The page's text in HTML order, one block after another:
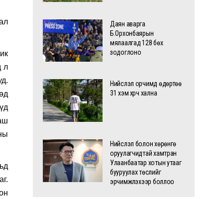
л
Даян аварга
Б.Орхонбаярын
мялаалгад 128 бөх
зодоглоно
Нийслэл орчимд өдөртөө
31 хэм хүрч хална
Нийслэл болон хөрөнгө
оруулагчидтай хамтран
Улаанбаатар хотын утааг
бууруулах төслийг
эрчимжүүлэхээр боллоо